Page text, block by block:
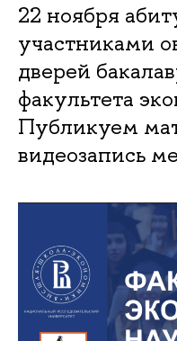
22 ноября
участниками
дверей
факультета
Публикуем
видеозапись